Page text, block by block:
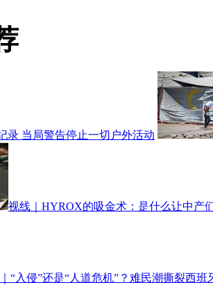
录 当局警告停止一切户外活动
视线｜HYROX的吸金术：是什么让中产
“入侵”还是“人道危机”？难民潮撕裂西班